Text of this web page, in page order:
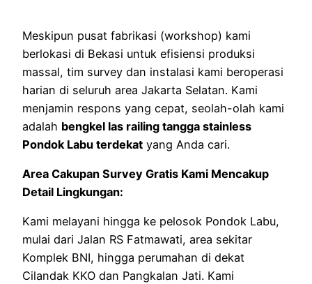
Meskipun pusat fabrikasi (workshop) kami
berlokasi di Bekasi untuk efisiensi produksi
massal, tim survey dan instalasi kami beroperasi
harian di seluruh area Jakarta Selatan. Kami
menjamin respons yang cepat, seolah-olah kami
adalah bengkel las railing tangga stainless
Pondok Labu terdekat yang Anda cari.
Area Cakupan Survey Gratis Kami Mencakup
Detail Lingkungan:
Kami melayani hingga ke pelosok Pondok Labu,
mulai dari Jalan RS Fatmawati, area sekitar
Komplek BNI, hingga perumahan di dekat
Cilandak KKO dan Pangkalan Jati. Kami